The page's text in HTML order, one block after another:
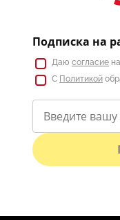
Подписка на
Даю согласие
С Политикой